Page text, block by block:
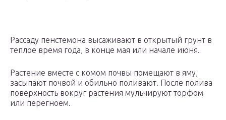
Рассаду пенстемона высаживают в открытый грунт в
теплое время года, в конце мая или начале июня.
Растение вместе с комом почвы помещают в яму,
засыпают почвой и обильно поливают. После полива
поверхность вокруг растения мульчируют торфом
или перегноем.